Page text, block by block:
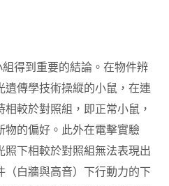
得到重要的結論。在物件辨
遺傳學技術操縱的小鼠，在連
較於對照組，即正常小鼠，
物的偏好。此外在電擊實驗
照下相較於對照組無法表現出
（白牆與高音）下行動力的下